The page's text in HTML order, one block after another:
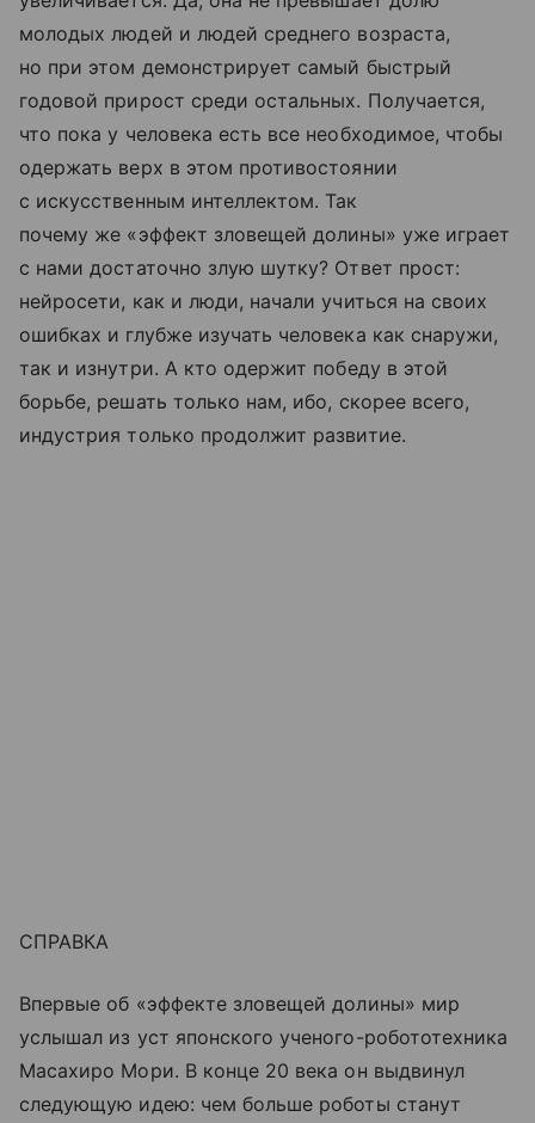
молодых людей и людей среднего возраста,
но при этом демонстрирует самый быстрый
годовой прирост среди остальных. Получается,
что пока у человека есть все необходимое, чтобы
одержать верх в этом противостоянии
с искусственным интеллектом. Так
почему же «эффект зловещей долины» уже играет
с нами достаточно злую шутку? Ответ прост:
нейросети, как и люди, начали учиться на своих
ошибках и глубже изучать человека как снаружи,
так и изнутри. А кто одержит победу в этой
борьбе, решать только нам, ибо, скорее всего,
индустрия только продолжит развитие.
СПРАВКА
Впервые об «эффекте зловещей долины» мир
услышал из уст японского ученого-робототехника
Масахиро Мори. В конце 20 века он выдвинул
следующую идею: чем больше роботы станут